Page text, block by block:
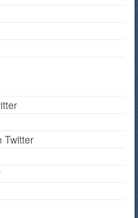
Twitter